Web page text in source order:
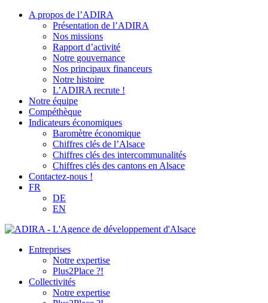
A propos de l’ADIRA
Présentation de l’ADIRA
Nos missions
Rapport d’activité
Notre gouvernance
Nos principaux financeurs
Notre histoire
L’ADIRA recrute !
Notre équipe
Compéthèque
Indicateurs économiques
Baromètre économique
Chiffres clés de l’Alsace
Chiffres clés des intercommunalités
Chiffres clés des cantons en Alsace
Contactez-nous !
FR
DE
EN
Entreprises
Notre expertise
Plus2Place ?!
Collectivités
Notre expertise